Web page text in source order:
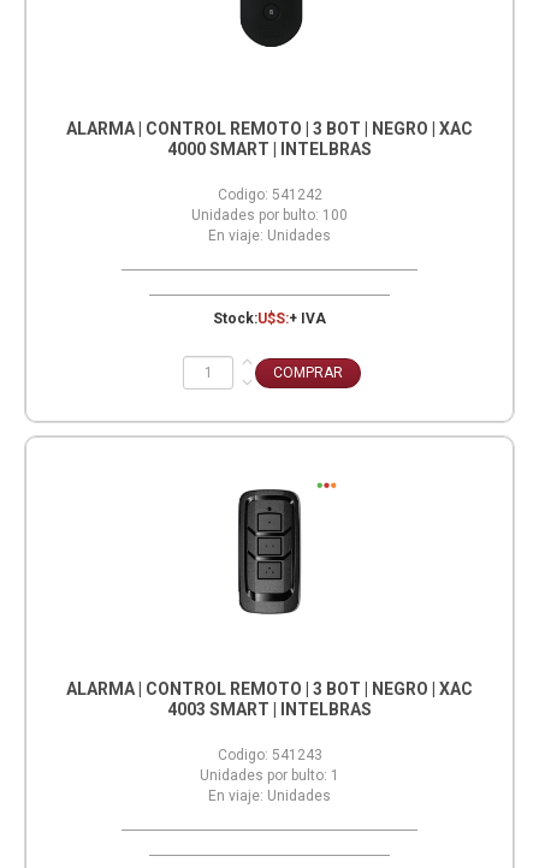
ALARMA | CONTROL REMOTO | 3 BOT | NEGRO | XAC
4000 SMART | INTELBRAS
Codigo: 541242
Unidades por bulto: 100
En viaje: Unidades
Stock:U$S:+ IVA
ALARMA | CONTROL REMOTO | 3 BOT | NEGRO | XAC
4003 SMART | INTELBRAS
Codigo: 541243
Unidades por bulto: 1
En viaje: Unidades